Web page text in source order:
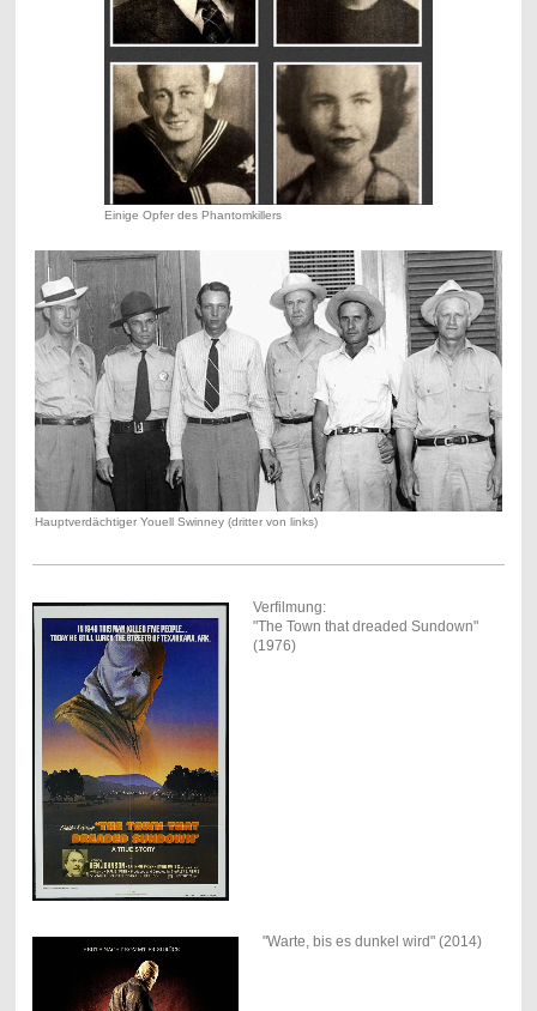
Einige Opfer des Phantomkillers
Hauptverdächtiger Youell Swinney (dritter von links)
Verfilmung:
"The Town that dreaded Sundown"
(1976)
"Warte, bis es dunkel wird" (2014)